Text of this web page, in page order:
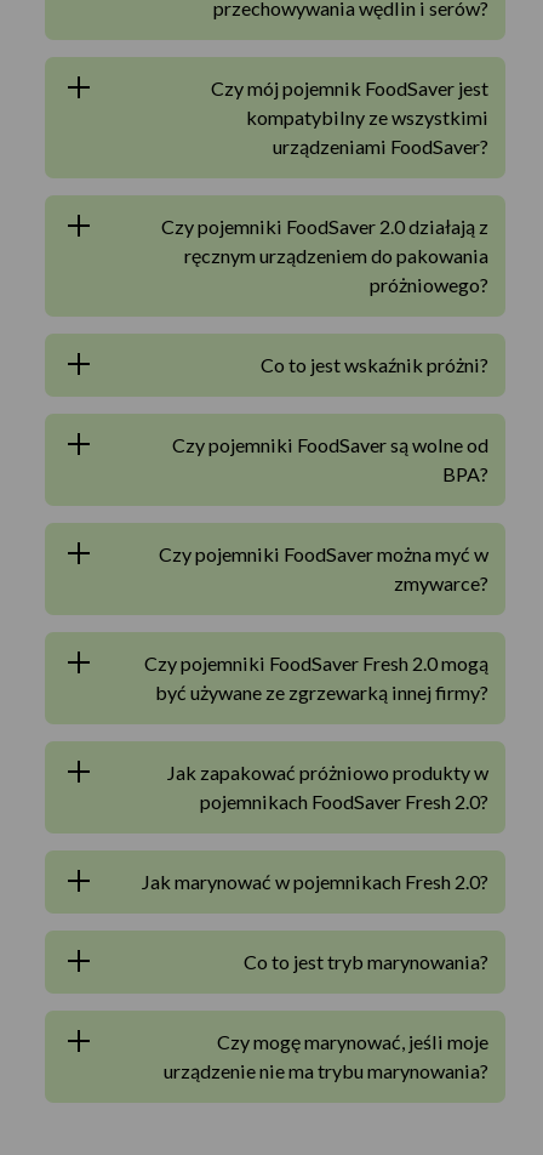
przechowywania wędlin i serów?
Czy mój pojemnik FoodSaver jest
kompatybilny ze wszystkimi
urządzeniami FoodSaver?
Czy pojemniki FoodSaver 2.0 działają z
ręcznym urządzeniem do pakowania
próżniowego?
Co to jest wskaźnik próżni?
Czy pojemniki FoodSaver są wolne od
BPA?
Czy pojemniki FoodSaver można myć w
zmywarce?
Czy pojemniki FoodSaver Fresh 2.0 mogą
być używane ze zgrzewarką innej firmy?
Jak zapakować próżniowo produkty w
pojemnikach FoodSaver Fresh 2.0?
Jak marynować w pojemnikach Fresh 2.0?
Co to jest tryb marynowania?
Czy mogę marynować, jeśli moje
urządzenie nie ma trybu marynowania?